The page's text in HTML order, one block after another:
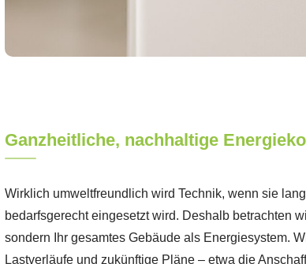
Ganzheitliche, nachhaltige
Wirklich umweltfreundlich wird Technik, wenn sie
bedarfsgerecht eingesetzt wird. Deshalb betrachten
sondern Ihr gesamtes Gebäude als Energiesystem.
Lastverläufe und zukünftige Pläne – etwa die